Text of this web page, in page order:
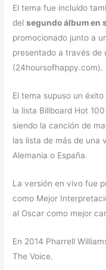
El tema fue incluído
delsegundo álbum en
promocionado junto a
presentado a través de
(24hoursofhappy.com).
El tema supuso un
la lista Billboard Hot
siendo la canción de
las lista de más de una
Alemania o España.
La versión en vivo fue
como Mejor
al Oscar como mejor
En 2014 Pharrell
The Voice.